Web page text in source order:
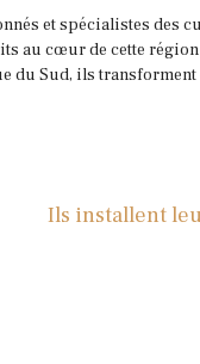
et spécialistes des
au cœur de cette région
du Sud, ils transforment
Ils installent